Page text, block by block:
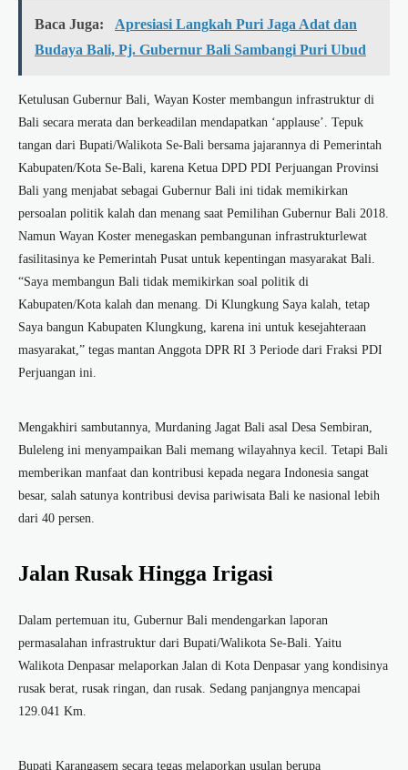
Baca Juga:
Apresiasi Langkah Puri Jaga Adat dan
Budaya Bali, Pj. Gubernur Bali Sambangi Puri Ubud
Ketulusan Gubernur Bali, Wayan Koster membangun infrastruktur di
Bali secara merata dan berkeadilan mendapatkan ‘applause’. Tepuk
tangan dari Bupati/Walikota Se-Bali bersama jajarannya di Pemerintah
Kabupaten/Kota Se-Bali, karena Ketua DPD PDI Perjuangan Provinsi
Bali yang menjabat sebagai Gubernur Bali ini tidak memikirkan
persoalan politik kalah dan menang saat Pemilihan Gubernur Bali 2018.
Namun Wayan Koster menegaskan pembangunan infrastrukturlewat
fasilitasinya ke Pemerintah Pusat untuk kepentingan masyarakat Bali.
“Saya membangun Bali tidak memikirkan soal politik di
Kabupaten/Kota kalah dan menang. Di Klungkung Saya kalah, tetap
Saya bangun Kabupaten Klungkung, karena ini untuk kesejahteraan
masyarakat,” tegas mantan Anggota DPR RI 3 Periode dari Fraksi PDI
Perjuangan ini.
Mengakhiri sambutannya, Murdaning Jagat Bali asal Desa Sembiran,
Buleleng ini menyampaikan Bali memang wilayahnya kecil. Tetapi Bali
memberikan manfaat dan kontribusi kepada negara Indonesia sangat
besar, salah satunya kontribusi devisa pariwisata Bali ke nasional lebih
dari 40 persen.
Jalan Rusak Hingga Irigasi
Dalam pertemuan itu, Gubernur Bali mendengarkan laporan
permasalahan infrastruktur dari Bupati/Walikota Se-Bali. Yaitu
Walikota Denpasar melaporkan Jalan di Kota Denpasar yang kondisinya
rusak berat, rusak ringan, dan rusak. Sedang panjangnya mencapai
129.041 Km.
Bupati Karangasem secara tegas melaporkan usulan berupa